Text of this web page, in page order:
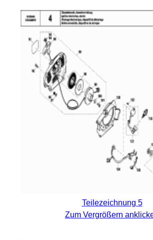
Teilezeichnung 5
Zum Vergrößern